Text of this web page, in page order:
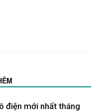
điện mới nhất tháng